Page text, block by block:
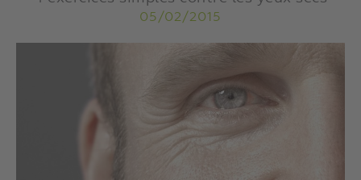
05/02/2015